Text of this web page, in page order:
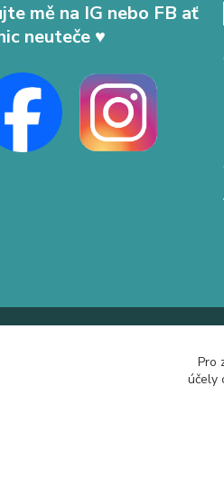
mě na IG nebo FB ať
neuteče ♥
Pro
účely